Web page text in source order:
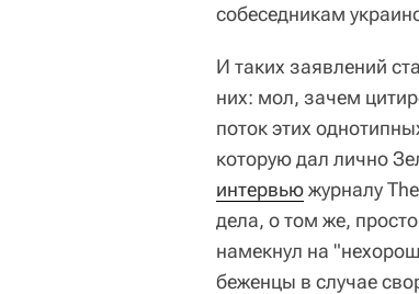
собеседникам
И таких заявлений
них: мол, зачем
поток этих
которую дал лично
интервьюжурналу
дела, о том же,
намекнул на
беженцы в случае